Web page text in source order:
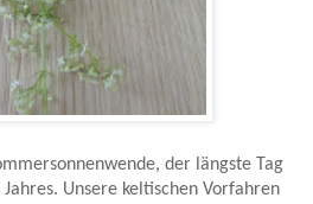
der längste Tag
Unsere keltischen Vorfahren